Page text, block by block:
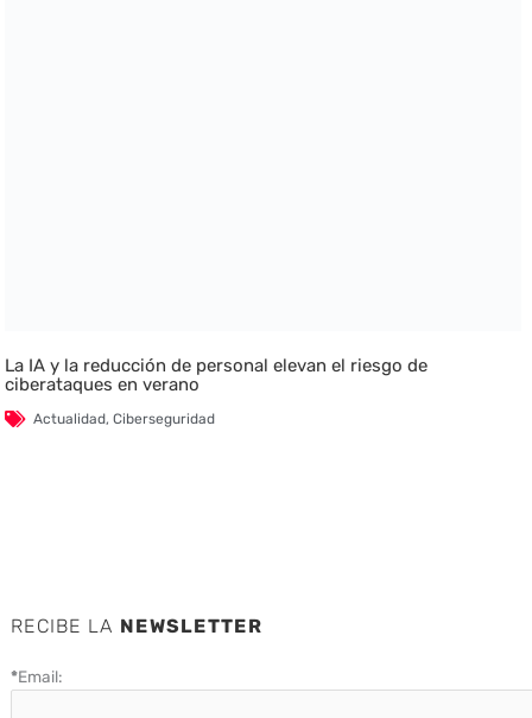
La IA y la reducción de personal elevan el riesgo de
ciberataques en verano
Actualidad,Ciberseguridad
RECIBE LA NEWSLETTER
*Email: